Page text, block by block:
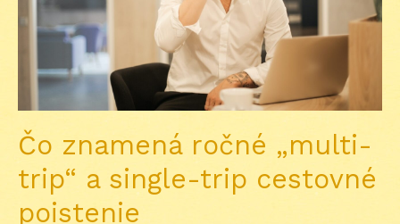
Čo znamená ročné „multi-
trip“ a single-trip cestovné
poistenie